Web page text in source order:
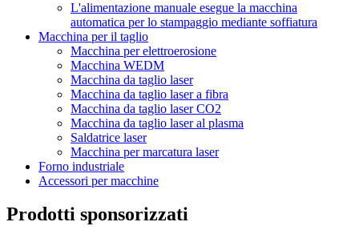
L'alimentazione manuale esegue la macchina
automatica per lo stampaggio mediante soffiatura
Macchina per il taglio
Macchina per elettroerosione
Macchina WEDM
Macchina da taglio laser
Macchina da taglio laser a fibra
Macchina da taglio laser CO2
Macchina da taglio laser al plasma
Saldatrice laser
Macchina per marcatura laser
Forno industriale
Accessori per macchine
Prodotti sponsorizzati